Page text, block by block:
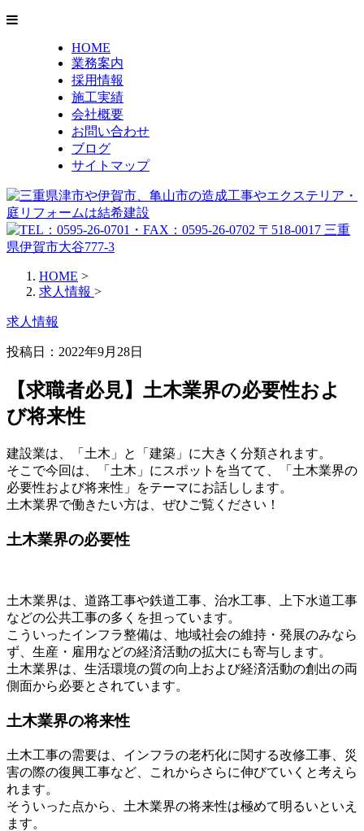
HOME
業務案内
採用情報
施工実績
会社概要
お問い合わせ
ブログ
サイトマップ
HOME >
求人情報 >
求人情報
投稿日：2022年9月28日
【求職者必見】土木業界の必要性およ
び将来性
建設業は、「土木」と「建築」に大きく分類されます。
そこで今回は、「土木」にスポットを当てて、「土木業界の
必要性および将来性」をテーマにお話しします。
土木業界で働きたい方は、ぜひご覧ください！
土木業界の必要性
土木業界は、道路工事や鉄道工事、治水工事、上下水道工事
などの公共工事の多くを担っています。
こういったインフラ整備は、地域社会の維持・発展のみなら
ず、生産・雇用などの経済活動の拡大にも寄与します。
土木業界は、生活環境の質の向上および経済活動の創出の両
側面から必要とされています。
土木業界の将来性
土木工事の需要は、インフラの老朽化に関する改修工事、災
害の際の復興工事など、これからさらに伸びていくと考えら
れます。
そういった点から、土木業界の将来性は極めて明るいといえ
ます。